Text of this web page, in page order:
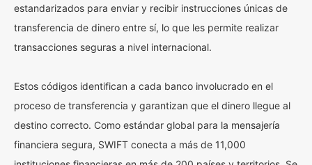
estandarizados para enviar y recibir instrucciones únicas de
transferencia de dinero entre sí, lo que les permite realizar
transacciones seguras a nivel internacional.
Estos códigos identifican a cada banco involucrado en el
proceso de transferencia y garantizan que el dinero llegue al
destino correcto. Como estándar global para la mensajería
financiera segura, SWIFT conecta a más de 11,000